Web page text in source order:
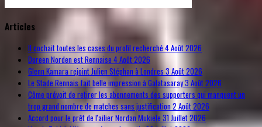
Joomla! 3 Modules- byVinaGecko.com
Articles
Il cochait toutes les cases du profil recherché 4 Août 2026
Doreen Norden est Rennaise 4 Août 2026
Glenn Kamara rejoint Julien Stéphan à Londres 3 Août 2026
Le Stade Rennais fait belle impression à Galatasaray3 Août 2026
Côme prévoit de retirer les abonnements des supporters qui manquent un
trop grand nombre de matches sans justification 2 Août 2026
Accord pour le prêt de l'ailier Nordan Mukiele 31 Juillet 2026